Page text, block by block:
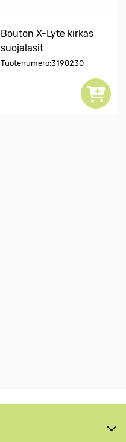
Bouton X-Lyte kirkas
suojalasit
Tuotenumero:3190230